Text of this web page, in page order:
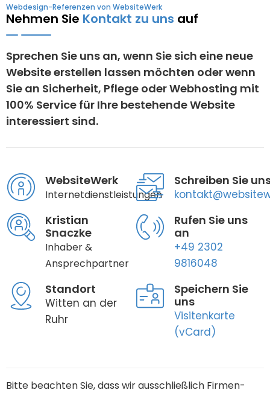
Webdesign-Referenzen von WebsiteWerk
Nehmen Sie Kontakt zu uns auf
Sprechen Sie uns an, wenn Sie sich eine neue
Website erstellen lassen möchten oder wenn
Sie an Sicherheit, Pflege oder Webhosting mit
100% Service für Ihre bestehende Website
interessiert sind.
WebsiteWerk
Internetdienstleistungen
Kristian
Snaczke
Inhaber &
Ansprechpartner
Standort
Witten an der
Ruhr
Schreiben Sie
Rufen Sie uns
an
+49 2302
9816048
Speichern Sie
uns
Visitenkarte
(vCard)
Bitte beachten Sie, dass wir ausschließlich Firmen-